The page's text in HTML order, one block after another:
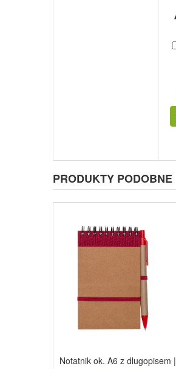
PRODUKTY PODOBNE
Notatnik ok. A6 z dlugopisem